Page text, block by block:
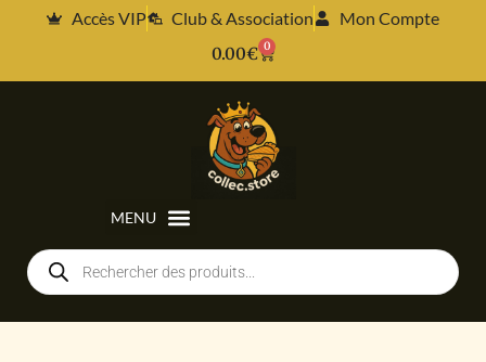
Accès VIP Club & Association
Mon Compte
0.00€ 0